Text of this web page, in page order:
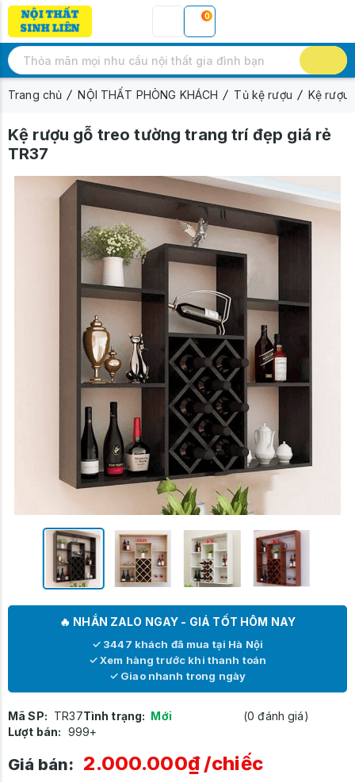
0
Trang chủ NỘI THẤT PHÒNG KHÁCH Tủ kệ rượu Kệ rượu
Kệ rượu gỗ treo tường trang trí đẹp giá rẻ
TR37
🔥 NHẮN ZALO NGAY - GIÁ TỐT HÔM NAY
✓ 3447 khách đã mua tại Hà Nội
✓ Xem hàng trước khi thanh toán
✓ Giao nhanh trong ngày
Mã SP: TR37Tình trạng: Mới
(0 đánh giá)
Lượt bán: 999+
Giá bán: 2.000.000₫/chiếc